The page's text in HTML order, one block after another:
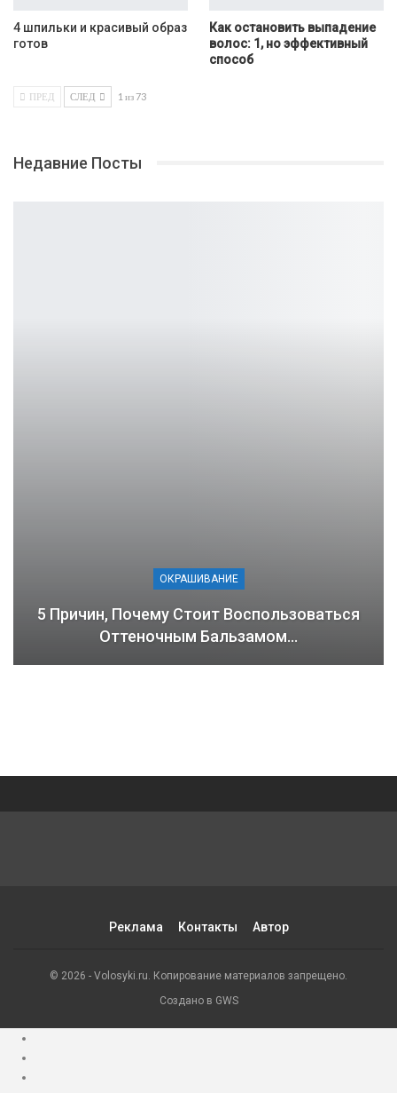
4 шпильки и красивый образ
готов
Как остановить выпадение
волос: 1, но эффективный
способ
ПРЕД СЛЕД 1 из 73
Недавние Посты
ОКРАШИВАНИЕ
5 Причин, Почему Стоит Воспользоваться
Оттеночным Бальзамом…
Реклама Контакты Автор
© 2026 - Volosyki.ru. Копирование материалов запрещено.
Создано в GWS